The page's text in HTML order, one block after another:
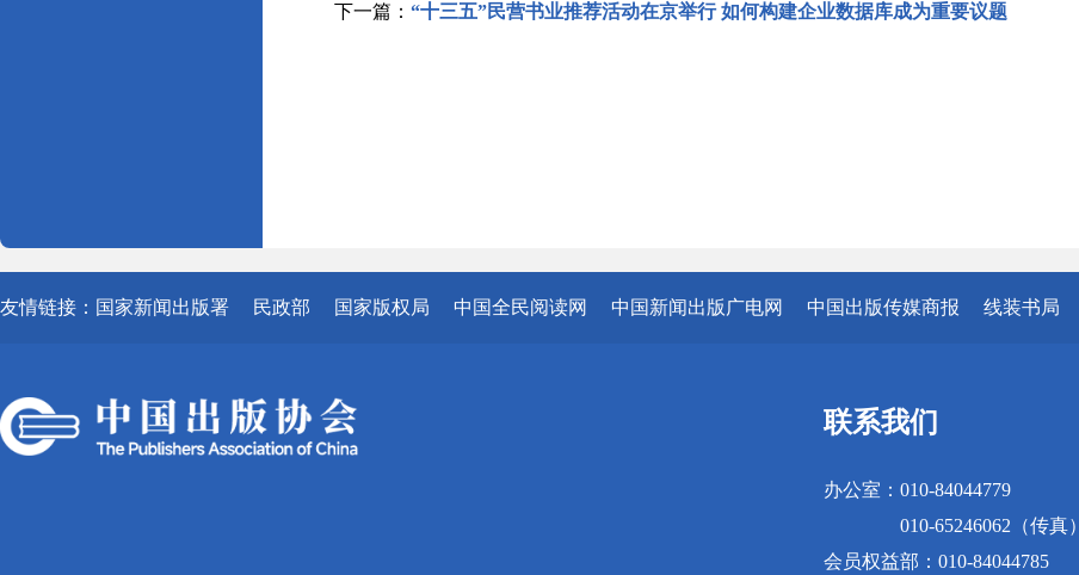
下一篇： “十三五”民营书业推荐活动在京举行 如何构建企业数据库成为重要议题
友情链接： 国家新闻出版署 民政部 国家版权局 中国全民阅读网 中国新闻出版广电网 中国出版传媒商报 线装书局
联系我们
办公室：010-84044779
010-65246062（传真）
会员权益部：010-84044785